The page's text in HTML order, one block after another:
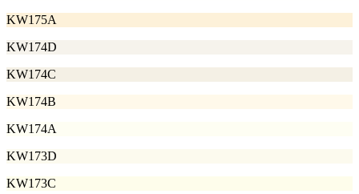
KW175A
KW174D
KW174C
KW174B
KW174A
KW173D
KW173C